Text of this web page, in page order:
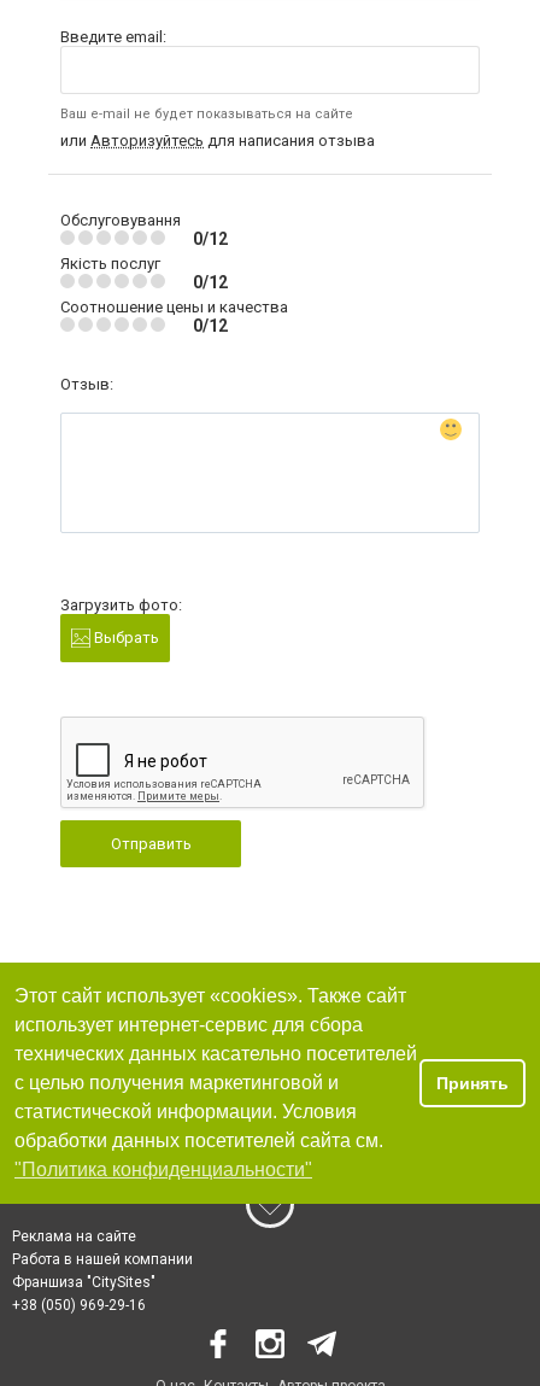
Введите email:
Ваш e-mail не будет показываться на сайте
или Авторизуйтесь для написания отзыва
Обслуговування
0/12
Якість послуг
0/12
Соотношение цены и качества
0/12
Отзыв:
Загрузить фото:
Выбрать
Отправить
Этот сайт использует «cookies». Также сайт
использует интернет-сервис для сбора
технических данных касательно посетителей
с целью получения маркетинговой и
статистической информации. Условия
обработки данных посетителей сайта см.
"Политика конфиденциальности"
Принять
Реклама на сайте
Работа в нашей компании
Франшиза "CitySites"
+38 (050) 969-29-16